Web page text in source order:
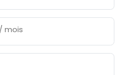
mois